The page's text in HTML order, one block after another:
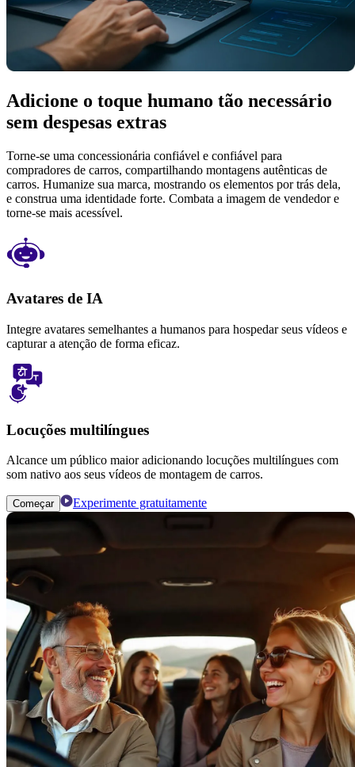
Adicione o toque humano tão necessário
sem despesas extras
Torne-se uma concessionária confiável e confiável para
compradores de carros, compartilhando montagens autênticas de
carros. Humanize sua marca, mostrando os elementos por trás dela,
e construa uma identidade forte. Combata a imagem de vendedor e
torne-se mais acessível.
Avatares de IA
Integre avatares semelhantes a humanos para hospedar seus vídeos e
capturar a atenção de forma eficaz.
Locuções multilíngues
Alcance um público maior adicionando locuções multilíngues com
som nativo aos seus vídeos de montagem de carros.
Começar Experimente gratuitamente